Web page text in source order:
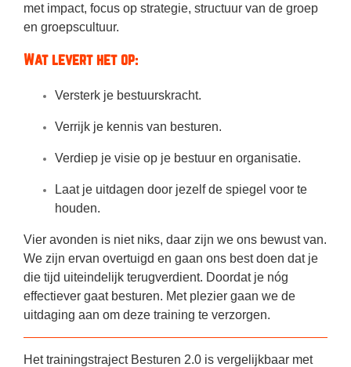
met impact, focus op strategie, structuur van de groep
en groepscultuur.
Wat levert het op:
Versterk je bestuurskracht.
Verrijk je kennis van besturen.
Verdiep je visie op je bestuur en organisatie.
Laat je uitdagen door jezelf de spiegel voor te
houden.
Vier avonden is niet niks, daar zijn we ons bewust van.
We zijn ervan overtuigd en gaan ons best doen dat je
die tijd uiteindelijk terugverdient. Doordat je nóg
effectiever gaat besturen. Met plezier gaan we de
uitdaging aan om deze training te verzorgen.
Het trainingstraject Besturen 2.0 is vergelijkbaar met